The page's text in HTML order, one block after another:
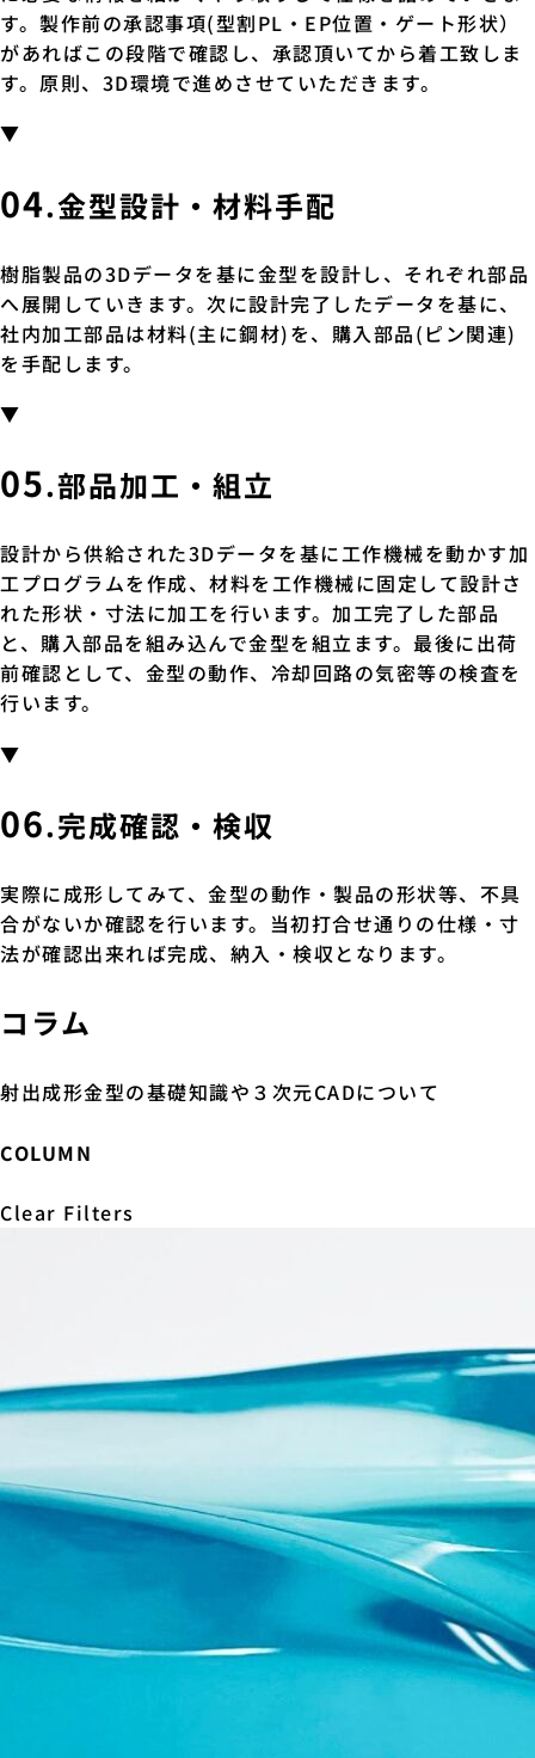
す。製作前の承認事項(型割PL・EP位置・ゲート形状）
があればこの段階で確認し、承認頂いてから着工致しま
す。原則、3D環境で進めさせていただきます。
▼
04.金型設計・材料手配
樹脂製品の3Dデータを基に金型を設計し、それぞれ部品
へ展開していきます。次に設計完了したデータを基に、
社内加工部品は材料(主に鋼材)を、購入部品(ピン関連)
を手配します。
▼
05.部品加工・組立
設計から供給された3Dデータを基に工作機械を動かす加
工プログラムを作成、材料を工作機械に固定して設計さ
れた形状・寸法に加工を行います。加工完了した部品
と、購入部品を組み込んで金型を組立ます。最後に出荷
前確認として、金型の動作、冷却回路の気密等の検査を
行います。
▼
06.完成確認・検収
実際に成形してみて、金型の動作・製品の形状等、不具
合がないか確認を行います。当初打合せ通りの仕様・寸
法が確認出来れば完成、納入・検収となります。
コラム
射出成形金型の基礎知識や３次元CADについて
COLUMN
Clear Filters